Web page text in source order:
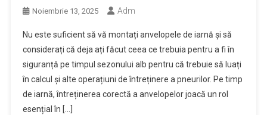
Noiembrie 13, 2025 Adm
Nu este suficient să vă montați anvelopele de iarnă și să
considerați că deja ați făcut ceea ce trebuia pentru a fi în
siguranță pe timpul sezonului alb pentru că trebuie să luați
în calcul și alte operațiuni de întreținere a pneurilor. Pe timp
de iarnă, întreținerea corectă a anvelopelor joacă un rol
esențial în […]